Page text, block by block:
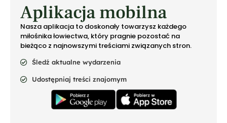
Aplikacja mobilna
Nasza aplikacja to doskonały towarzysz każdego
miłośnika łowiectwa, który pragnie pozostać na
bieżąco z najnowszymi treściami związanych stron.
Śledź aktualne wydarzenia
Udostępniaj treści znajomym